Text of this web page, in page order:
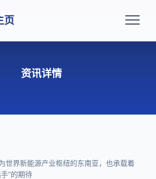
页
资讯详情
世界新能源产业枢纽的东南亚，也承载着
”的期待